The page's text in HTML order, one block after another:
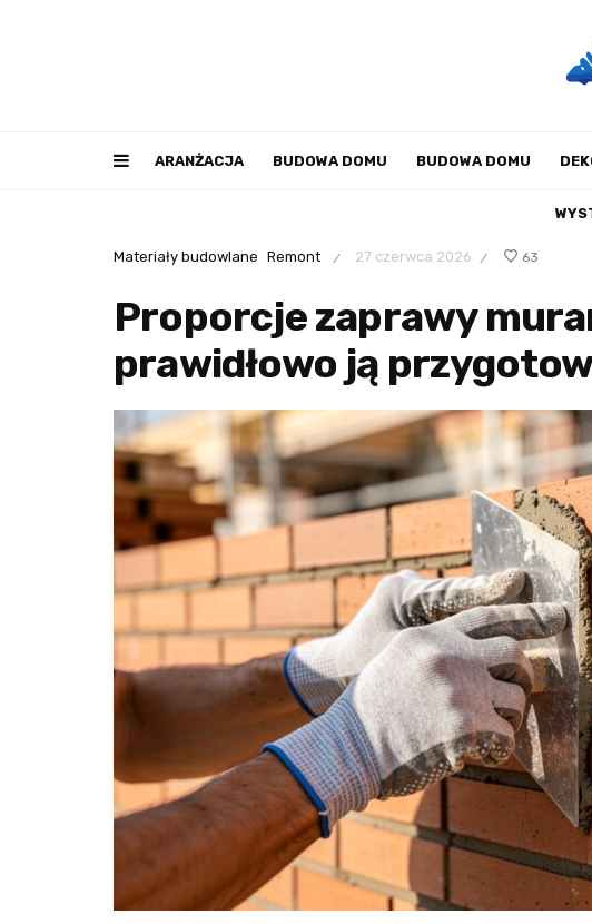
ARANŻACJA BUDOWA DOMU BUDOWA DOMU
Materiały budowlane Remont / 27 czerwca 2026 / 63
Proporcje zaprawy
prawidłowo ją